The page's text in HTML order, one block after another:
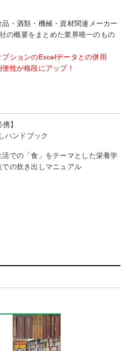
品・酒類・機械・資材関連メーカー
の概要をまとめた業界唯一のもの
プションのExcelデータとの併用
便性が格段にアップ！
】
ハンドブック
活での「食」をテーマとした栄養学
での炊き出しマニュアル